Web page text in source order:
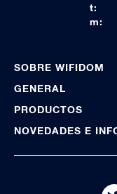
t:
m:
SOBRE WIFIDOM
GENERAL
PRODUCTOS
NOVEDADES E